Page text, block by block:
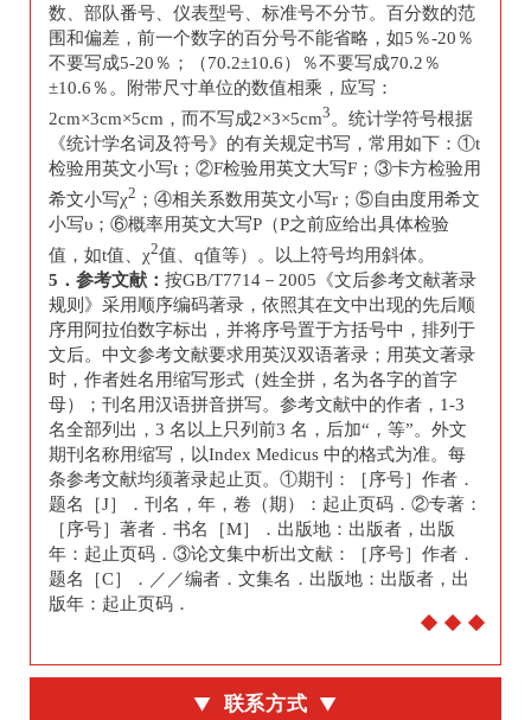
数、部队番号、仪表型号、标准号不分节。百分数的范
围和偏差，前一个数字的百分号不能省略，如5％-20％
不要写成5-20％；（70.2±10.6）％不要写成70.2％
±10.6％。附带尺寸单位的数值相乘，应写：
2cm×3cm×5cm，而不写成2×3×5cm3 。统计学符号根据
《统计学名词及符号》的有关规定书写，常用如下：①t
检验用英文小写t；②F检验用英文大写F；③卡方检验用
希文小写χ2 ；④相关系数用英文小写r；⑤自由度用希文
小写υ；⑥概率用英文大写P（P之前应给出具体检验
值，如t值、χ2值、q值等）。以上符号均用斜体。
5 ．参考文献： 按GB/T7714－2005《文后参考文献著录
规则》采用顺序编码著录，依照其在文中出现的先后顺
序用阿拉伯数字标出，并将序号置于方括号中，排列于
文后。中文参考文献要求用英汉双语著录；用英文著录
时，作者姓名用缩写形式（姓全拼，名为各字的首字
母）；刊名用汉语拼音拼写。参考文献中的作者，1-3
名全部列出，3 名以上只列前3 名，后加“，等”。外文
期刊名称用缩写，以Index Medicus 中的格式为准。每
条参考文献均须著录起止页。①期刊：［序号］作者．
题名［J］．刊名，年，卷（期）：起止页码．②专著：
［序号］著者．书名［M］．出版地：出版者，出版
年：起止页码．③论文集中析出文献：［序号］作者．
题名［C］．／／编者．文集名．出版地：出版者，出
版年：起止页码．
▼ 联系方式 ▼